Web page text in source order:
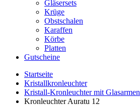
Gläsersets
Krüge
Obstschalen
Karaffen
Körbe
Platten
Gutscheine
Startseite
Kristallkronleuchter
Kristall-Kronleuchter mit Glasarmen
Kronleuchter Auratu 12